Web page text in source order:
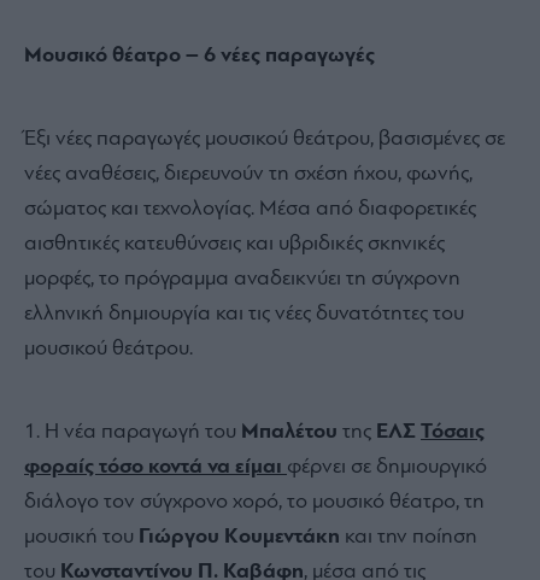
Μουσικό θέατρο – 6 νέες παραγωγές
Έξι νέες παραγωγές μουσικού θεάτρου, βασισμένες σε
νέες αναθέσεις, διερευνούν τη σχέση ήχου, φωνής,
σώματος και τεχνολογίας. Μέσα από διαφορετικές
αισθητικές κατευθύνσεις και υβριδικές σκηνικές
μορφές, το πρόγραμμα αναδεικνύει τη σύγχρονη
ελληνική δημιουργία και τις νέες δυνατότητες του
μουσικού θεάτρου.
Η νέα παραγωγή του Μπαλέτου της ΕΛΣ Τόσαις
φοραίς τόσο κοντά να είμαι φέρνει σε δημιουργικό
διάλογο τον σύγχρονο χορό, το μουσικό θέατρο, τη
μουσική του Γιώργου Κουμεντάκη και την ποίηση
του Κωνσταντίνου Π. Καβάφη, μέσα από τις